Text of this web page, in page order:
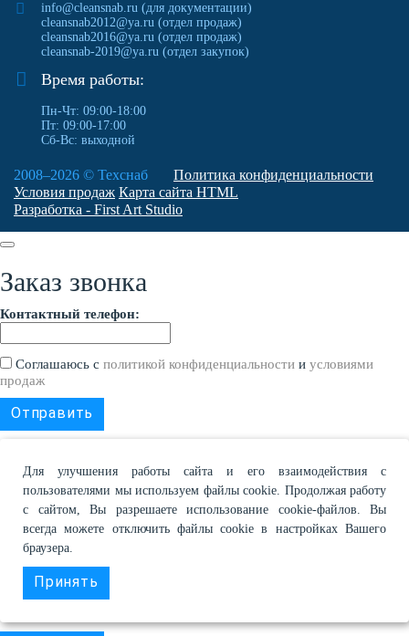
info@cleansnab.ru (для документации)
cleansnab2012@ya.ru (отдел продаж)
cleansnab2016@ya.ru (отдел продаж)
cleansnab-2019@ya.ru (отдел закупок)
Время работы:
Пн-Чт: 09:00-18:00
Пт: 09:00-17:00
Сб-Вс: выходной
2008–2026 © Техснаб
Политика конфиденциальности
Условия продаж Карта сайта HTML
Разработка - First Art Studio
Заказ звонка
Контактный телефон:
Соглашаюсь с политикой конфиденциальности и условиями
продаж
Купить в 1 клик
Контактный телефон:
Соглашаюсь сполитикой конфиденциальности
Для улучшения работы сайта и его взаимодействия с
пользователями мы используем файлы cookie. Продолжая работу
с сайтом, Вы разрешаете использование cookie-файлов. Вы
всегда можете отключить файлы cookie в настройках Вашего
браузера.
Принять